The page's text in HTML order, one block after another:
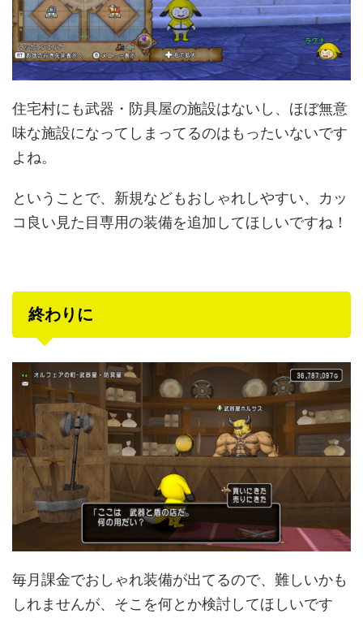
住宅村にも武器・防具屋の施設はないし、ほぼ無意
味な施設になってしまってるのはもったいないです
よね。
ということで、新規などもおしゃれしやすい、カッ
コ良い見た目専用の装備を追加してほしいですね！
終わりに
毎月課金でおしゃれ装備が出てるので、難しいかも
しれませんが、そこを何とか検討してほしいです